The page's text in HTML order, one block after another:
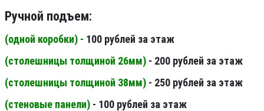
Ручной подъем:
(одной коробки) - 100 рублей за этаж
(столешницы толщиной 26мм) - 200 рублей за этаж
(столешницы толщиной 38мм) - 250 рублей за этаж
(стеновые панели) - 100 рублей за этаж